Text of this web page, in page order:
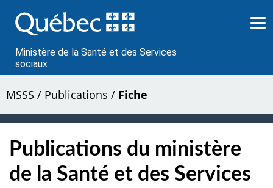
au
contenu
Ministère de la Santé et des Services
sociaux
MSSS / Publications / Fiche
Publications du ministère
de la Santé et des Services